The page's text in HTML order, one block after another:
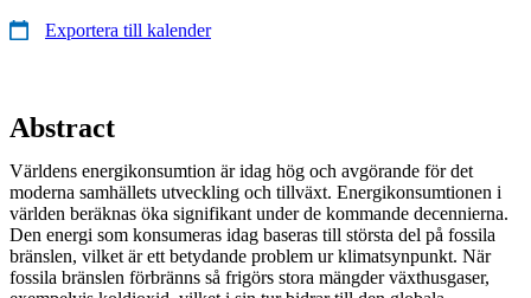
Exportera till kalender
Abstract
Världens energikonsumtion är idag hög och avgörande för det
moderna samhällets utveckling och tillväxt. Energikonsumtionen i
världen beräknas öka signifikant under de kommande decennierna.
Den energi som konsumeras idag baseras till största del på fossila
bränslen, vilket är ett betydande problem ur klimatsynpunkt. När
fossila bränslen förbränns så frigörs stora mängder växthusgaser,